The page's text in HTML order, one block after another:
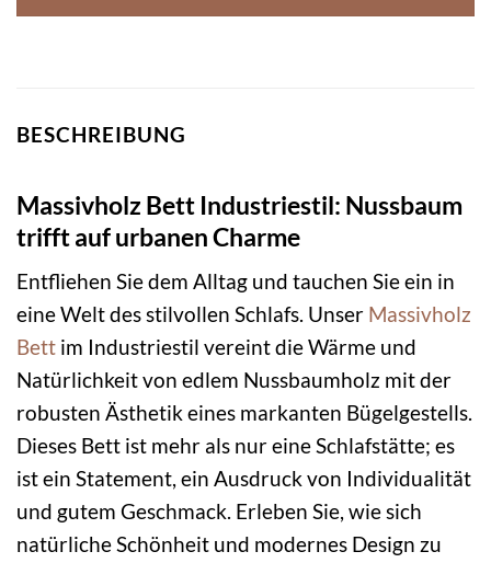
BESCHREIBUNG
Massivholz Bett Industriestil: Nussbaum
trifft auf urbanen Charme
Entfliehen Sie dem Alltag und tauchen Sie ein in
eine Welt des stilvollen Schlafs. Unser Massivholz
Bett im Industriestil vereint die Wärme und
Natürlichkeit von edlem Nussbaumholz mit der
robusten Ästhetik eines markanten Bügelgestells.
Dieses Bett ist mehr als nur eine Schlafstätte; es
ist ein Statement, ein Ausdruck von Individualität
und gutem Geschmack. Erleben Sie, wie sich
natürliche Schönheit und modernes Design zu